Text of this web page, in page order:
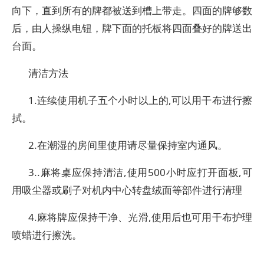
向下，直到所有的牌都被送到槽上带走。四面的牌够数
后，由人操纵电钮，牌下面的托板将四面叠好的牌送出
台面。
清洁方法
1.连续使用机子五个小时以上的,可以用干布进行擦
拭。
2.在潮湿的房间里使用请尽量保持室内通风。
3..麻将桌应保持清洁,使用500小时应打开面板,可
用吸尘器或刷子对机内中心转盘绒面等部件进行清理
4.麻将牌应保持干净、光滑,使用后也可用干布护理
喷蜡进行擦洗。